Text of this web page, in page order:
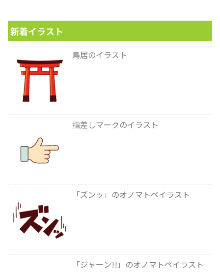
新着イラスト
鳥居のイラスト
指差しマークのイラスト
「ズンッ」のオノマトペイラスト
「ジャーン!!」のオノマトペイラスト